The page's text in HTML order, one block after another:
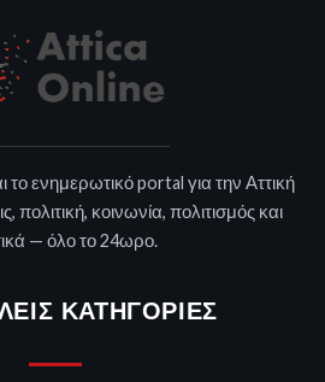
το ενημερωτικό portal για την Αττική
πολιτική, κοινωνία, πολιτισμός και
— όλο το 24ωρο.
ΚΑΤΗΓΟΡΊΕΣ